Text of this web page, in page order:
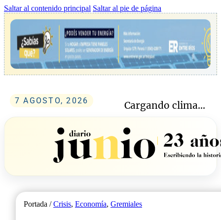
Saltar al contenido principal Saltar al pie de página
7 AGOSTO, 2026 Cargando clima...
Portada /Crisis, Economía, Gremiales